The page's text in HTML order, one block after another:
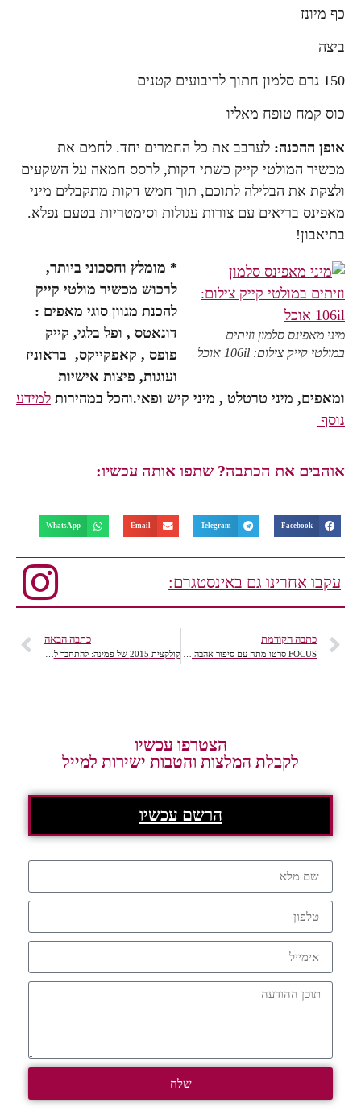
כף מיונז
ביצה
150 גרם סלמון חתוך לריבועים קטנים
כוס קמח טופח מאליו
אופן ההכנה: לערבב את כל החמרים יחד. לחמם את
מכשיר המולטי קייק כשתי דקות, לרסס חמאה על השקעים
ולצקת את הבלילה לתוכם, תוך חמש דקות מתקבלים מיני
מאפינס בריאים עם צורות עגולות וסימטריות בטעם נפלא.
בתיאבון!
מיני מאפינס סלמון וזיתים
במולטי קייק צילום: 106il אוכל
* מומלץ וחסכוני ביותר,
לרכוש מכשיר מולטי קייק
להכנת מגוון סוגי מאפים :
דונאטס , ופל בלגי, קייק
פופס , קאפקייקס, בראוניז
ועוגות, פיצות אישיות
ומאפים, מיני טרטלט , מיני קיש ופאי.והכל במהירות למידע
נוסף
אוהבים את הכתבה? שתפו אותה עכשיו:
Facebook
Telegram
Email
WhatsApp
עקבו אחרינו גם באינסטגרם:
כתבה הקודמת כתבה הבאה
הצטרפו עכשיו
לקבלת המלצות והטבות ישירות למייל
הרשם עכשיו
שלח